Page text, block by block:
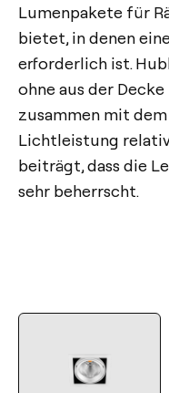
Lumenpakete für
bietet, in denen
erforderlich ist.
ohne aus der
zusammen mit
Lichtleistung
beiträgt, dass die
sehr beherrscht.